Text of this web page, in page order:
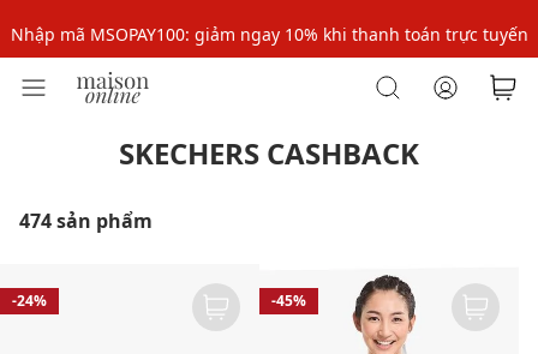
Nhập mã MSOPAY100: giảm ngay 10% khi thanh toán trực tuyến
Nhập mã: MSOXINCHAO - Giảm 10% đơn đầu cho thành viên mới!
Nhập mã: MSOXINCHAO - Giảm 10% đơn đầu cho thành viên mới!
SKECHERS CASHBACK
474 sản phẩm
-24% -45%